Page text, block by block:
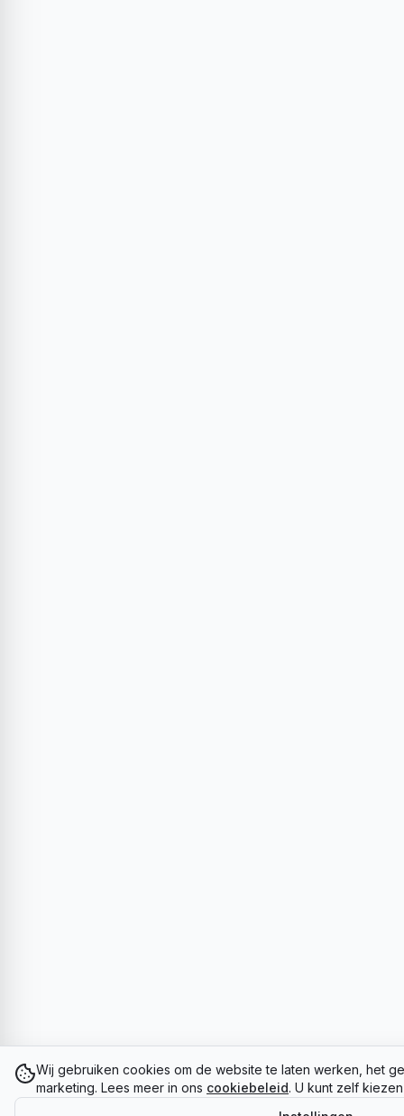
Wij gebruiken cookies om de website te laten werken, het
marketing. Lees meer in ons cookiebeleid. U kunt zelf